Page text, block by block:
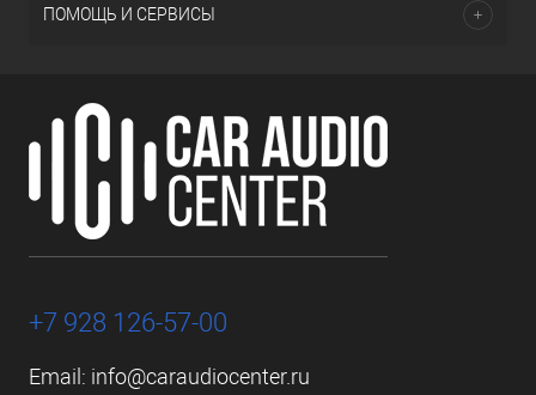
ПОМОЩЬ И СЕРВИСЫ
+7 928 126-57-00
Email: info@caraudiocenter.ru